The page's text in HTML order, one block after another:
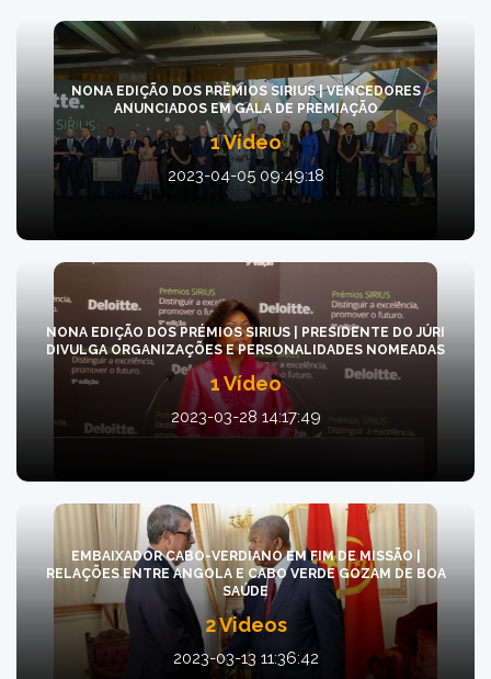
NONA EDIÇÃO DOS PRÉMIOS SIRIUS | VENCEDORES
ANUNCIADOS EM GALA DE PREMIAÇÃO
1 Vídeo
2023-04-05 09:49:18
NONA EDIÇÃO DOS PRÉMIOS SIRIUS | PRESIDENTE DO JÚRI
DIVULGA ORGANIZAÇÕES E PERSONALIDADES NOMEADAS
1 Vídeo
2023-03-28 14:17:49
EMBAIXADOR CABO-VERDIANO EM FIM DE MISSÃO |
RELAÇÕES ENTRE ANGOLA E CABO VERDE GOZAM DE BOA
SAÚDE
2 Videos
2023-03-13 11:36:42